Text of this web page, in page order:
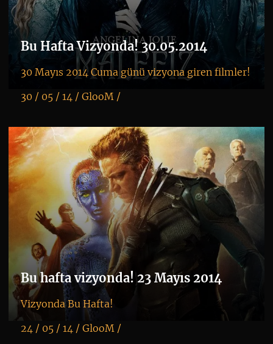
Bu Hafta Vizyonda! 30.05.2014
30 Mayıs 2014 Cuma günü vizyona giren filmler!
30 / 05 / 14 / GlooM/
Bu hafta vizyonda! 23 Mayıs 2014
Vizyonda Bu Hafta!
24 / 05 / 14 / GlooM/